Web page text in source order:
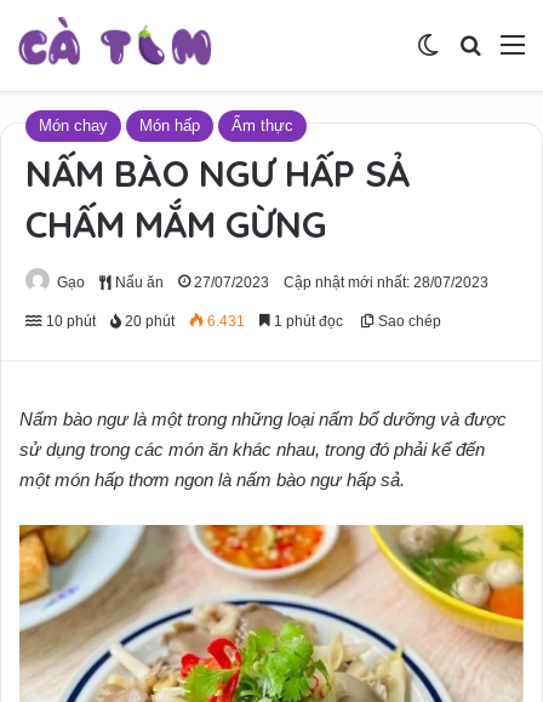
Tìm
Switch skin
Món chay Món hấp Ẩm thực
NẤM BÀO NGƯ HẤP SẢ
CHẤM MẮM GỪNG
Gạo Nấu ăn 27/07/2023 Cập nhật mới nhất: 28/07/2023
10 phút 20 phút 6.431 1 phút đọc Sao chép
Nấm bào ngư là một trong những loại nấm bổ dưỡng và được
sử dụng trong các món ăn khác nhau, trong đó phải kể đến
một món hấp thơm ngon là nấm bào ngư hấp sả.